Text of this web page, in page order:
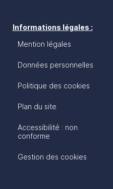
Informations légales :
Mention légales
Données personnelles
Politique des cookies
Plan du site
Accessibilité : non
conforme
Gestion des cookies